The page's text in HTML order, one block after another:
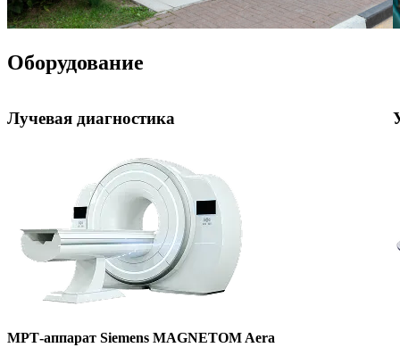
Оборудование
Лучевая диагностика
МРТ-аппарат Siemens MAGNETOM Aera